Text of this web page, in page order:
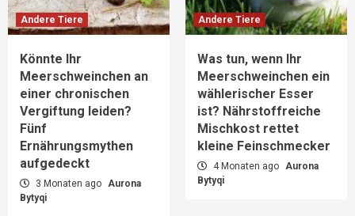
Andere Tiere
Könnte Ihr
Meerschweinchen an
einer chronischen
Vergiftung leiden?
Fünf
Ernährungsmythen
aufgedeckt
3 Monaten ago Aurona
Bytyqi
Andere Tiere
Was tun, wenn Ihr
Meerschweinchen ein
wählerischer Esser
ist? Nährstoffreiche
Mischkost rettet
kleine Feinschmecker
4 Monaten ago Aurona
Bytyqi